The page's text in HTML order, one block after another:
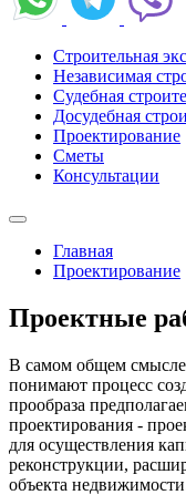
Строительная
Независимая
Судебная
Досудебная
Проектирование
Сметы
Консультации
Главная
Проектирование
Проектные
В самом общем
понимают процесс
прообраза
проектирования -
для осуществления
реконструкции,
объекта